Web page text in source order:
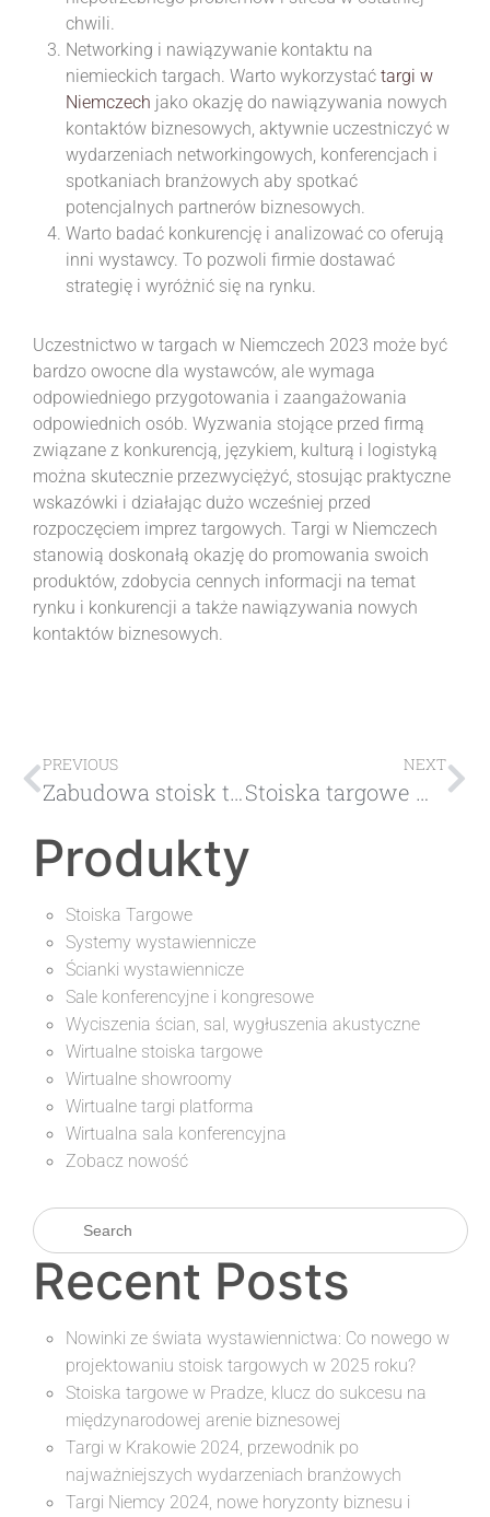
chwili.
Networking i nawiązywanie kontaktu na
niemieckich targach. Warto wykorzystać targi w
Niemczech jako okazję do nawiązywania nowych
kontaktów biznesowych, aktywnie uczestniczyć w
wydarzeniach networkingowych, konferencjach i
spotkaniach branżowych aby spotkać
potencjalnych partnerów biznesowych.
Warto badać konkurencję i analizować co oferują
inni wystawcy. To pozwoli firmie dostawać
strategię i wyróżnić się na rynku.
Uczestnictwo w targach w Niemczech 2023 może być
bardzo owocne dla wystawców, ale wymaga
odpowiedniego przygotowania i zaangażowania
odpowiednich osób. Wyzwania stojące przed firmą
związane z konkurencją, językiem, kulturą i logistyką
można skutecznie przezwyciężyć, stosując praktyczne
wskazówki i działając dużo wcześniej przed
rozpoczęciem imprez targowych. Targi w Niemczech
stanowią doskonałą okazję do promowania swoich
produktów, zdobycia cennych informacji na temat
rynku i konkurencji a także nawiązywania nowych
kontaktów biznesowych.
PREVIOUS
Zabudowa stoisk targowych na międzynarodowych targach w Warszawie
NEXT
Stoiska targowe w Bielsko-Białej, twórz nieszablonowe prezentacje z kreatywnymi rozwiązaniami i lokalnymi inspiracjami
Produkty
Stoiska Targowe
Systemy wystawiennicze
Ścianki wystawiennicze
Sale konferencyjne i kongresowe
Wyciszenia ścian, sal, wygłuszenia akustyczne
Wirtualne stoiska targowe
Wirtualne showroomy
Wirtualne targi platforma
Wirtualna sala konferencyjna
Zobacz nowość
Recent Posts
Nowinki ze świata wystawiennictwa: Co nowego w
projektowaniu stoisk targowych w 2025 roku?
Stoiska targowe w Pradze, klucz do sukcesu na
międzynarodowej arenie biznesowej
Targi w Krakowie 2024, przewodnik po
najważniejszych wydarzeniach branżowych
Targi Niemcy 2024, nowe horyzonty biznesu i